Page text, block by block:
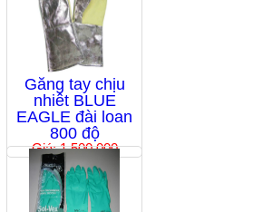
Găng tay chịu
nhiêt BLUE
EAGLE đài loan
800 độ
Giá: 1,500,000